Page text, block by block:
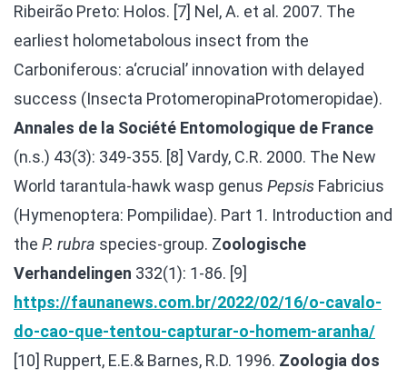
Ribeirão Preto: Holos. [7] Nel, A. et al. 2007. The
earliest holometabolous insect from the
Carboniferous: a‘crucial’ innovation with delayed
success (Insecta ProtomeropinaProtomeropidae).
Annales de la Société Entomologique de France
(n.s.) 43(3): 349-355. [8] Vardy, C.R. 2000. The New
World tarantula-hawk wasp genus Pepsis Fabricius
(Hymenoptera: Pompilidae). Part 1. Introduction and
the P. rubra species-group. Zoologische
Verhandelingen 332(1): 1-86. [9]
https://faunanews.com.br/2022/02/16/o-cavalo-
do-cao-que-tentou-capturar-o-homem-aranha/
[10] Ruppert, E.E.& Barnes, R.D. 1996. Zoologia dos